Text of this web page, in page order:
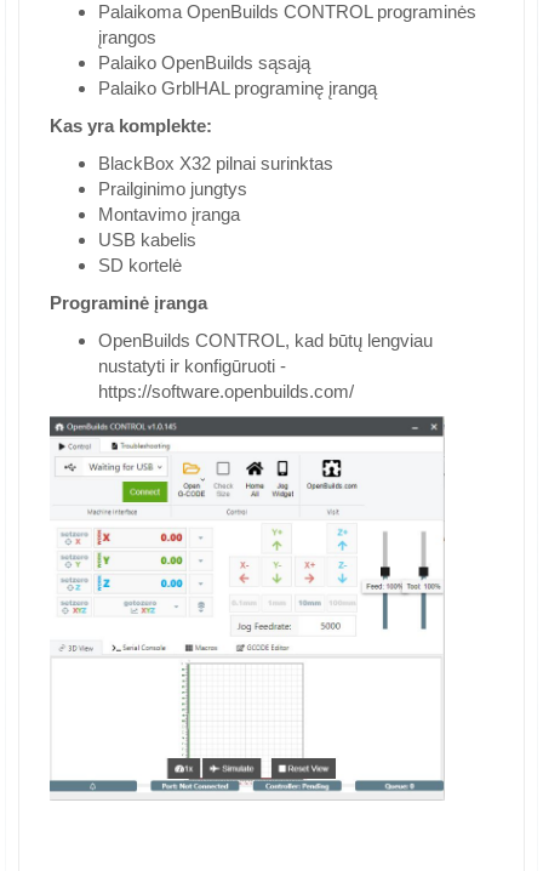
Palaikoma OpenBuilds CONTROL programinės
įrangos
Palaiko OpenBuilds sąsają
Palaiko GrblHAL programinę įrangą
Kas yra komplekte:
BlackBox X32 pilnai surinktas
Prailginimo jungtys
Montavimo įranga
USB kabelis
SD kortelė
Programinė įranga
OpenBuilds CONTROL, kad būtų lengviau
nustatyti ir konfigūruoti -
https://software.openbuilds.com/